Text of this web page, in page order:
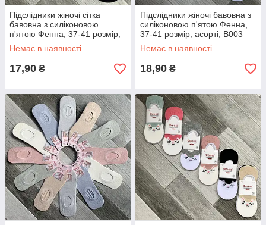
Підслідники жіночі сітка
бавовна з силіконовою
п'ятою Фенна, 37-41 розмір,
асорті, 7005-1
Немає в наявності
17,90 ₴
Підслідники жіночі бавовна з
силіконовою п'ятою Фенна,
37-41 розмір, асорті, В003
Немає в наявності
18,90 ₴